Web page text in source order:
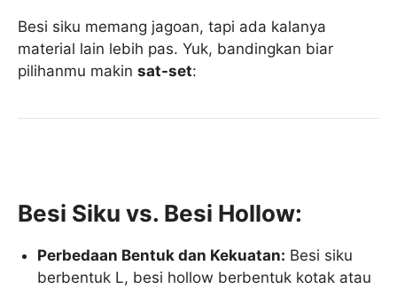
Besi siku memang jagoan, tapi ada kalanya
material lain lebih pas. Yuk, bandingkan biar
pilihanmu makin sat-set:
Besi Siku vs. Besi Hollow:
Perbedaan Bentuk dan Kekuatan: Besi siku
berbentuk L, besi hollow berbentuk kotak atau